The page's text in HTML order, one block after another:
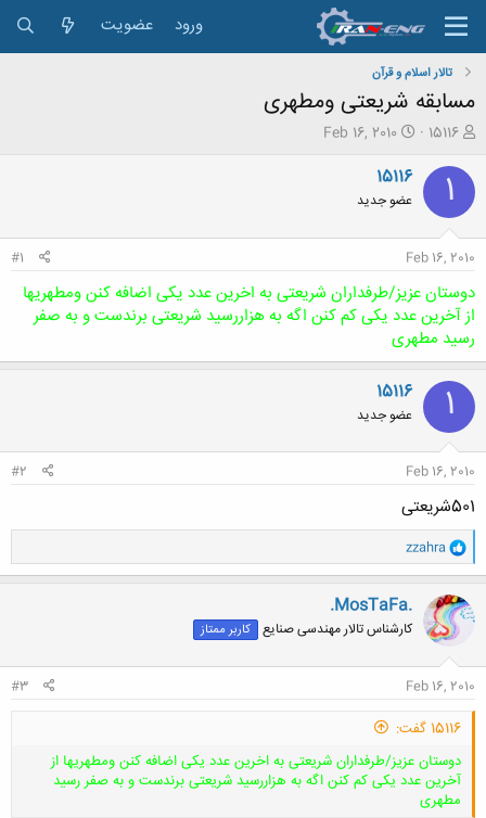
ورود عضویت
تالار اسلام و قرآن
مسابقه شریعتی ومطهری
ش
و
ع
ک
ن
د
ه
م
و
ض
و
ع
15116
ت
ر
خ
ع
Feb 16, 2010
1
15116
عضو جدید
Feb 16, 2010
#1
دوستان عزیز/طرفداران شریعتی به اخرین عدد یکی اضافه کنن ومطهریها
از آخرین عدد یکی کم کنن اگه به هزاررسید شریعتی برندست و به صفر
رسید مطهری
1
15116
عضو جدید
Feb 16, 2010
#2
501شریعتی
و
ا
ک
ن
ش
ه
ا
zzahra
.MosTaFa.
کارشناس تالار مهندسی صنایع کاربر ممتاز
Feb 16, 2010
#3
15116 گفت:
دوستان عزیز/طرفداران شریعتی به اخرین عدد یکی اضافه کنن ومطهریها از
آخرین عدد یکی کم کنن اگه به هزاررسید شریعتی برندست و به صفر رسید
مطهری